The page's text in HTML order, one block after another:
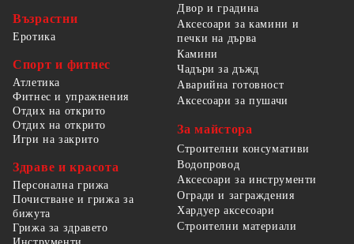
Възрастни
Еротика
Спорт и фитнес
Атлетика
Фитнес и упражнения
Отдих на открито
Отдих на открито
Игри на закрито
Здраве и красота
Персонална грижа
Почистване и грижа за
бижута
Грижа за здравето
Двор и градина
Аксесоари за камини и
печки на дърва
Камини
Чадъри за дъжд
Аварийна готовност
Аксесоари за пушачи
За майстора
Строителни консумативи
Водопровод
Аксесоари за инструменти
Огради и заграждения
Хардуер аксесоари
Строителни материали